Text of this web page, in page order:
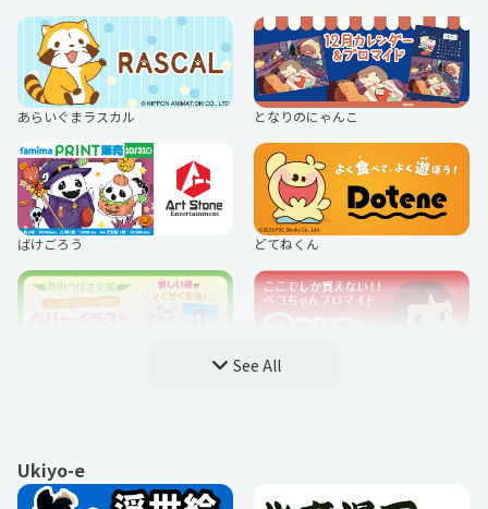
TVアニメ『女神「異世界転生何にな
りたいですか」俺「勇者の肋骨
で」』
TVアニメ『忘却バッテリー』
ブルーロック 『ゆるキャン△ SEASON３』
教室へ」
アニメ『魔入りました！入間くん』
とどみ あたまのわるいひと
イラッとお猿さん 桜雪るな
なかむらけんたろう
ななべ
あらいぐまラスカル となりのにゃんこ
ばけごろう どてねくん
不二家のペコちゃん
ネコマンジュウ
お文具といっしょ
See All
Ukiyo-e